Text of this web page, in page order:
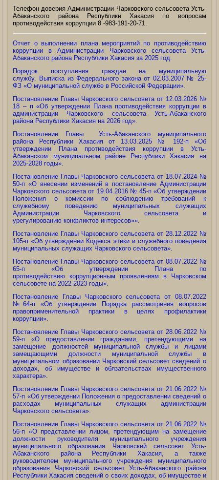
Телефон доверия Администрации Чарковского сельсовета Усть-
Абаканского района Республики Хакасия по вопросам
противодействия коррупции 8 -983-191-20-71.
Отчет о выполнении плана мероприятий по противодействию
коррупции в Администрации Чарковского сельсовета Усть-
Абаканского района Республики Хакасия за 2025 год.
Порядок поступления граждан на муниципальную
службу. Выписка из Федерального закона от 02.03.2007 № 25-
ФЗ «О муниципальной службе в Российской Федерации».
Постановление Главы Чарковского сельсовета от 12.03.2026 №
18 – п «Об утверждении Плана противодействия коррупции в
администрации Чарковского сельсовета Усть-Абаканского
района Республики Хакасия на 2026 год».
Постановление Главы Усть-Абаканского муниципального
района Республики Хакасия от 13.03.2025 № 192-п «Об
утверждении Плана противодействия коррупции в Усть-
Абаканском муниципальном районе Республики Хакасия на
2025-2028 годы».
Постановление Главы Чарковского сельсовета от 18.07.2024 №
50-п «О внесении изменений в постановление Администрации
Чарковского сельсовета от 19.04.2016 № 45-п «Об утверждении
Положения о комиссии по соблюдению требований к
служебному поведению муниципальных служащих
Администрации Чарковского сельсовета и
урегулированию конфликтов интересов»».
Постановление Главы Чарковского сельсовета от 28.12.2022 №
105-п «Об утверждении Кодекса этики и служебного поведения
муниципальных служащих Чарковского сельсовета».
Постановление Главы Чарковского сельсовета от 08.07.2022 №
65-п «Об утверждении Плана по
противодействию коррупционным проявлениям в Чарковском
сельсовете на 2022-2023 годы».
Постановление Главы Чарковского сельсовета от 08.07.2022
№64-п «Об утверждении Порядка рассмотрения вопросов
правоприменительной практики в целях профилактики
коррупции».
Постановление Главы Чарковского сельсовета от 28.06.2022 №
59-п «О предоставлении гражданами, претендующими на
замещение должностей муниципальной службы и лицами
замещающими должности муниципальной службы в
муниципальном образовании Чарковский сельсовет сведений о
доходах, об имуществе и обязательствах имущественного
характера».
Постановление Главы Чарковского сельсовета от 21.06.2022 №
57-п «Об утверждении Положения о предоставлении сведений о
расходах муниципальных служащих администрации
Чарковского сельсовета».
Постановление Главы Чарковского сельсовета от 21.06.2022 №
56-п «О представлении лицом, претендующим на замещение
должности руководителя муниципального учреждения
муниципального образования Чарковский сельсовет Усть-
Абаканского района Республики Хакасия, а также
руководителем муниципального учреждения муниципального
образования Чарковский сельсовет Усть-Абаканского района
Республики Хакасия сведений о своих доходах, об имуществе и